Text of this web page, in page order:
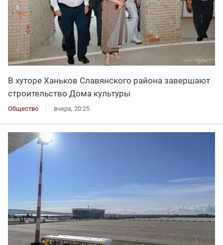
В хуторе Ханьков Славянского района завершают
строительство Дома культуры
Общество вчера, 20:25